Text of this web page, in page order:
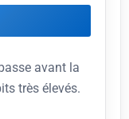
avant la
très élevés.